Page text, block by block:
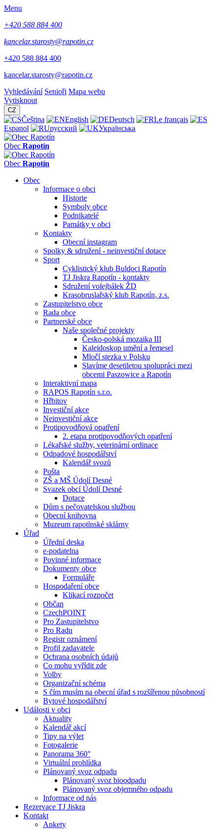
Menu
+420 588 884 400
kancelar.starosty@rapotin.cz
+420 588 884 400
kancelar.starosty@rapotin.cz
Vyhledávání Senioři Mapa webu
Vytisknout
CZ
Čeština English Deutsch
Le français
Espanol
русский Українська
Obec Rapotín
Obec Rapotín
Obec
Informace o obci
Historie
Symboly obce
Podnikatelé
Památky v obci
Kontakty
Obecní instagram
Spolky & sdružení - neinvestiční dotace
Sport
Cyklistický klub Buldoci Rapotín
TJ Jiskra Rapotín - kontakty
Sdružení volejbálek ŽD
Krasobruslařský klub Rapotín, z.s.
Zastupitelstvo obce
Rada obce
Partnerské obce
Naše společné projekty
Česko-polská mozaika III
Kaleidoskop umění a řemesel
Mločí stezka v Polsku
Slavíme desetiletou spolupráci mezi
obcemi Paszowice a Rapotín
Interaktivní mapa
RAPOS Rapotín s.r.o.
Hřbitov
Investiční akce
Neinvestiční akce
Protipovodňová opatření
2. etapa protipovodňových opatření
Lékařské služby, veterinární ordinace
Odpadové hospodářství
Kalendář svozů
Pošta
ZŠ a MŠ Údolí Desné
Svazek obcí Údolí Desné
Dotace
Dům s pečovatelskou službou
Obecní knihovna
Muzeum rapotínské sklárny
Úřad
Úřední deska
e-podatelna
Povinné informace
Dokumenty obce
Formuláře
Hospodaření obce
Klikací rozpočet
Občan
CzechPOINT
Pro Zastupitelstvo
Pro Radu
Registr oznámení
Profil zadavatele
Ochrana osobních údajů
Co mohu vyřídit zde
Volby
Organizační schéma
S čím musím na obecní úřad s rozšířenou působností
Bytové hospodářství
Události v obci
Aktuality
Kalendář akcí
Tipy na výlet
Fotogalerie
Panorama 360°
Virtuální prohlídka
Plánovaný svoz odpadu
Plánovaný svoz bioodpadu
Plánovaný svoz objemného odpadu
Informace od nás
Rezervace TJ Jiskra
Kontakt
Ankety